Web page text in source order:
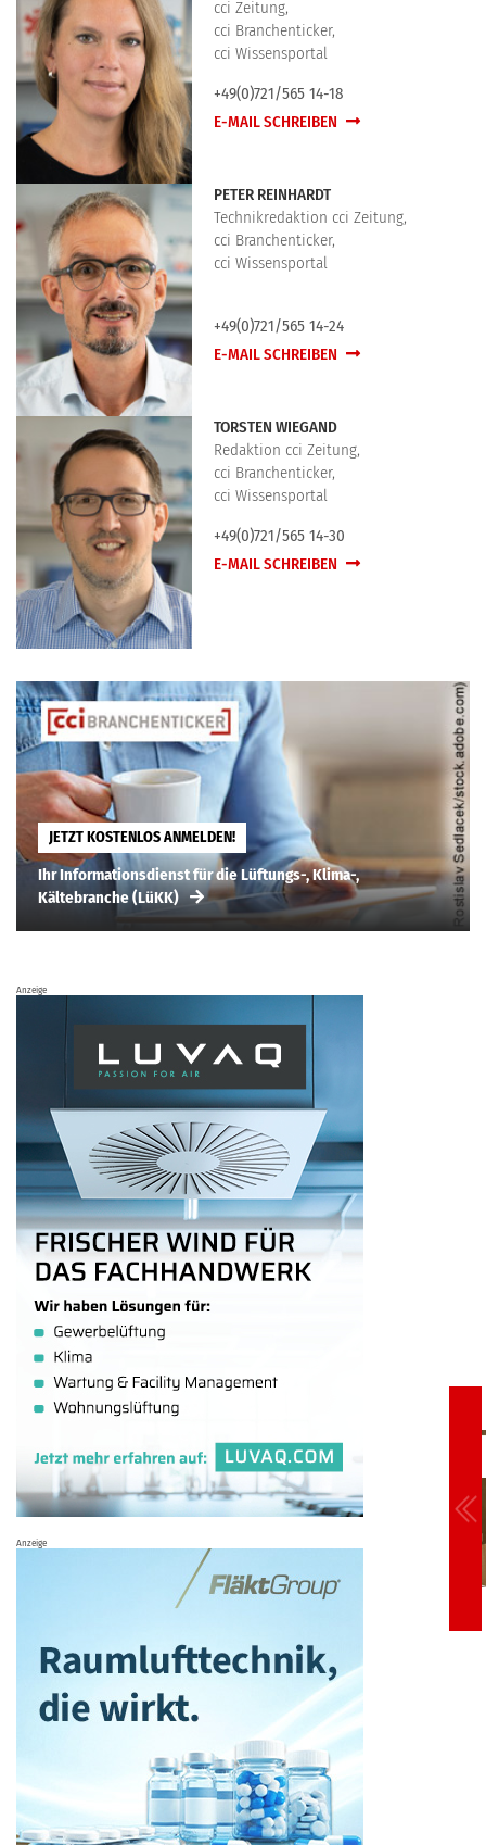
cci Zeitung,
cci Branchenticker,
cci Wissensportal
+49(0)721/565 14-18
E-MAIL SCHREIBEN
PETER REINHARDT
Technikredaktion cci Zeitung,
cci Branchenticker,
cci Wissensportal
+49(0)721/565 14-24
E-MAIL SCHREIBEN
TORSTEN WIEGAND
Redaktion cci Zeitung,
cci Branchenticker,
cci Wissensportal
+49(0)721/565 14-30
E-MAIL SCHREIBEN
JETZT KOSTENLOS ANMELDEN!
Ihr Informationsdienst für die Lüftungs-, Klima-,
Kältebranche (LüKK)
Anzeige
Anzeige